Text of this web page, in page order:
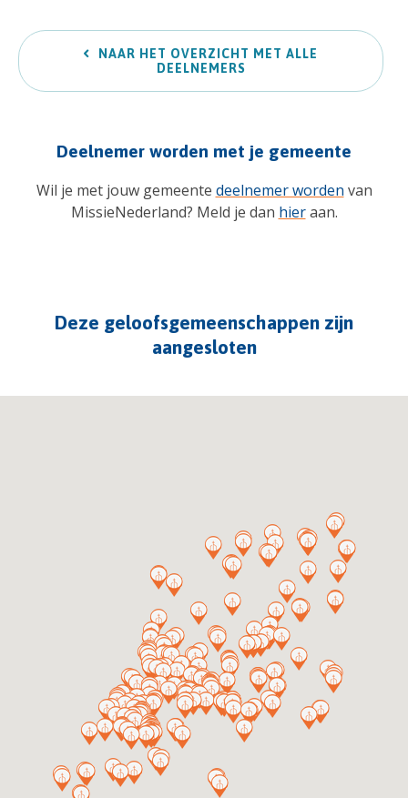
NAAR HET OVERZICHT MET ALLE
DEELNEMERS
Deelnemer worden met je gemeente
Wil je met jouw gemeente deelnemer worden van
MissieNederland? Meld je dan hieraan.
Deze geloofsgemeenschappen zijn
aangesloten